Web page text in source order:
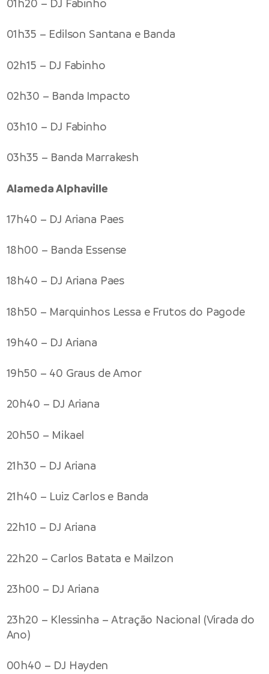
01h20 – DJ Fabinho
01h35 – Edilson Santana e Banda
02h15 – DJ Fabinho
02h30 – Banda Impacto
03h10 – DJ Fabinho
03h35 – Banda Marrakesh
Alameda Alphaville
17h40 – DJ Ariana Paes
18h00 – Banda Essense
18h40 – DJ Ariana Paes
18h50 – Marquinhos Lessa e Frutos do Pagode
19h40 – DJ Ariana
19h50 – 40 Graus de Amor
20h40 – DJ Ariana
20h50 – Mikael
21h30 – DJ Ariana
21h40 – Luiz Carlos e Banda
22h10 – DJ Ariana
22h20 – Carlos Batata e Mailzon
23h00 – DJ Ariana
23h20 – Klessinha – Atração Nacional (Virada do
Ano)
00h40 – DJ Hayden